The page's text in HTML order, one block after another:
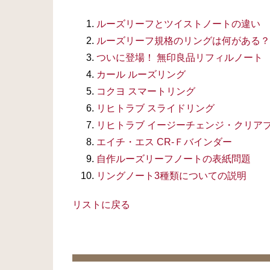
ルーズリーフとツイストノートの違い
ルーズリーフ規格のリングは何がある？
ついに登場！ 無印良品リフィルノート
カール ルーズリング
コクヨ スマートリング
リヒトラブ スライドリング
リヒトラブ イージーチェンジ・クリア
エイチ・エス CR-Ｆバインダー
自作ルーズリーフノートの表紙問題
リングノート3種類についての説明
リストに戻る